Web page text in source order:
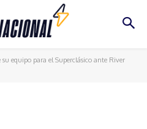
su equipo para el Superclásico ante River